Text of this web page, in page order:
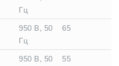
Гц
950 В, 50
Гц
65
950 В, 50
55